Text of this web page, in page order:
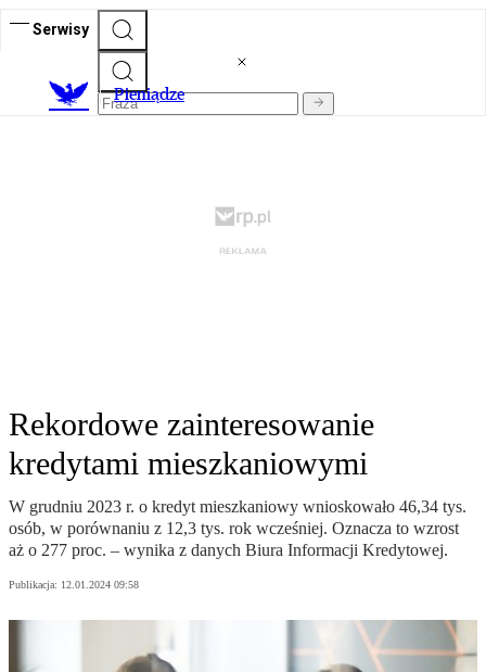
Serwisy
Pieniądze
Rekordowe zainteresowanie
kredytami mieszkaniowymi
W grudniu 2023 r. o kredyt mieszkaniowy wnioskowało 46,34 tys.
osób, w porównaniu z 12,3 tys. rok wcześniej. Oznacza to wzrost
aż o 277 proc. – wynika z danych Biura Informacji Kredytowej.
Publikacja: 12.01.2024 09:58